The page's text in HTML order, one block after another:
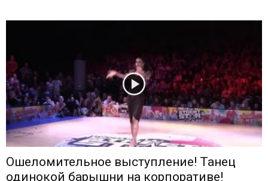
Ошеломительное выступление! Танец
одинокой барышни на корпоративе!